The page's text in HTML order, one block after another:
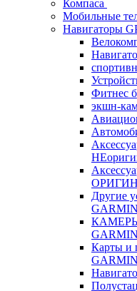
Компаса
Мобильные
Навигаторы
Фитнес
экшн-
Другие
GARMIN
КАМЕРЫ
GARMIN
Карты и
GARMIN